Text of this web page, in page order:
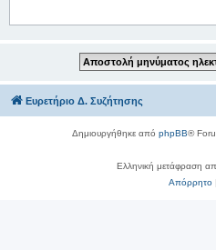
Ευρετήριο Δ. Συζήτησης
Δημιουργήθηκε από phpBB®
Ελληνική μετάφραση
Απόρρητο